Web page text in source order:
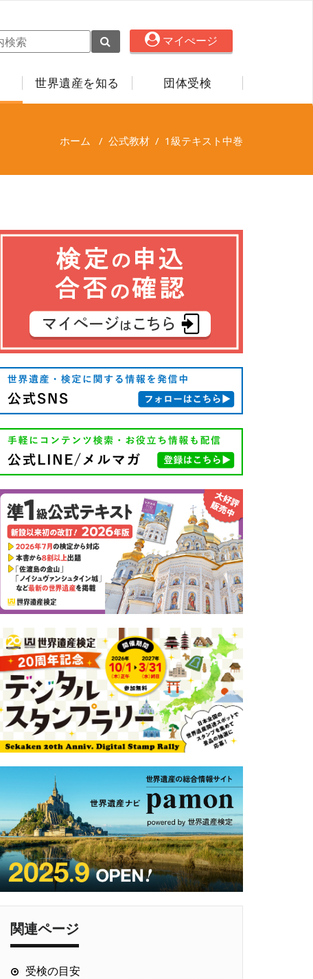
マイぺージ
世界遺産を知る 団体受検
ホーム / 公式教材 / 1級テキスト中巻
関連ページ
受検の目安